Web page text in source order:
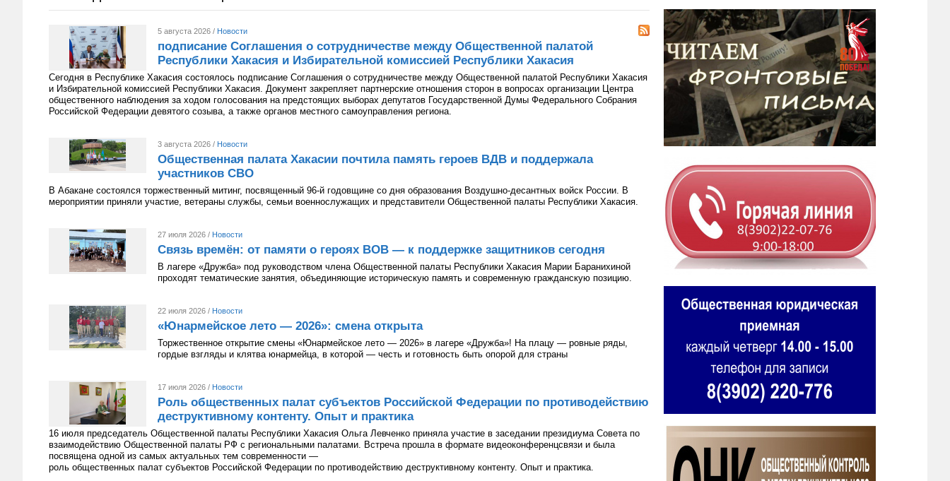
5 августа 2026 / Новости
подписание Соглашения о сотрудничестве между Общественной палатой
Республики Хакасия и Избирательной комиссией Республики Хакасия
Сегодня в Республике Хакасия состоялось подписание Соглашения о сотрудничестве между Общественной палатой Республики Хакасия
и Избирательной комиссией Республики Хакасия. Документ закрепляет партнерские отношения сторон в вопросах организации Центра
общественного наблюдения за ходом голосования на предстоящих выборах депутатов Государственной Думы Федерального Собрания
Российской Федерации девятого созыва, а также органов местного самоуправления региона.
3 августа 2026 / Новости
Общественная палата Хакасии почтила память героев ВДВ и поддержала
участников СВО
В Абакане состоялся торжественный митинг, посвященный 96-й годовщине со дня образования Воздушно-десантных войск России. В
мероприятии приняли участие, ветераны службы, семьи военнослужащих и представители Общественной палаты Республики Хакасия.
27 июля 2026 / Новости
Связь времён: от памяти о героях ВОВ — к поддержке защитников сегодня
В лагере «Дружба» под руководством члена Общественной палаты Республики Хакасия Марии Баранихиной
проходят тематические занятия, объединяющие историческую память и современную гражданскую позицию.
22 июля 2026 / Новости
«Юнармейское лето — 2026»: смена открыта
Торжественное открытие смены «Юнармейское лето — 2026» в лагере «Дружба»! На плацу — ровные ряды,
гордые взгляды и клятва юнармейца, в которой — честь и готовность быть опорой для страны
17 июля 2026 / Новости
Роль общественных палат субъектов Российской Федерации по противодействию
деструктивному контенту. Опыт и практика
16 июля председатель Общественной палаты Республики Хакасия Ольга Левченко приняла участие в заседании президиума Совета по
взаимодействию Общественной палаты РФ с региональными палатами. Встреча прошла в формате видеоконференцсвязи и была
посвящена одной из самых актуальных тем современности —
роль общественных палат субъектов Российской Федерации по противодействию деструктивному контенту. Опыт и практика.